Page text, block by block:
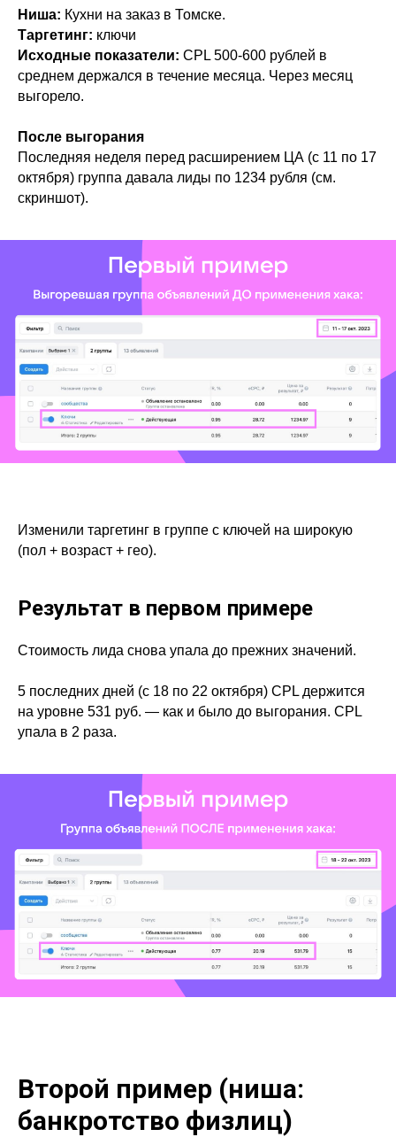
Ниша: Кухни на заказ в Томске.
Таргетинг: ключи
Исходные показатели: CPL 500-600 рублей в
среднем держался в течение месяца. Через месяц
выгорело.
После выгорания
Последняя неделя перед расширением ЦА (с 11 по 17
октября) группа давала лиды по 1234 рубля (см.
скриншот).
Изменили таргетинг в группе с ключей на широкую
(пол + возраст + гео).
Результат в первом примере
Стоимость лида снова упала до прежних значений.
5 последних дней (с 18 по 22 октября) CPL держится
на уровне 531 руб. — как и было до выгорания. CPL
упала в 2 раза.
Второй пример (ниша:
банкротство физлиц)